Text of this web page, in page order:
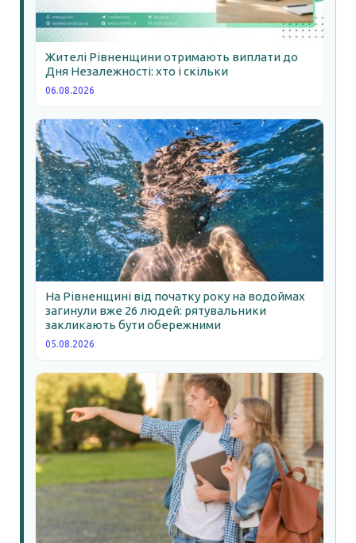
Жителі Рівненщини отримають виплати до
Дня Незалежності: хто і скільки
06.08.2026
На Рівненщині від початку року на водоймах
загинули вже 26 людей: рятувальники
закликають бути обережними
05.08.2026